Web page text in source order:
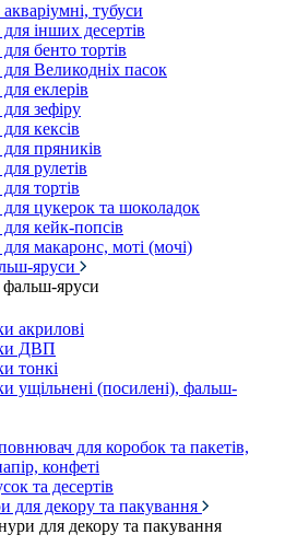
тубуси
інших десертів
бенто тортів
Великодніх пасок
еклерів
зефіру
кексів
пряників
рулетів
тортів
цукерок та шоколадок
кейк-попсів
макаронс, моті (мочі)
яруси
яруси
акрилові
ДВП
тонкі
ущільнені (посилені), фальш-
для коробок та пакетів,
конфеті
та десертів
для декору та пакування
для декору та пакування